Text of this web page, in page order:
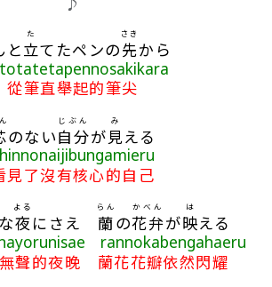
と立
た
てたペンの先
さき
から
從筆直舉起的筆尖
のない自分
じぶん
が 見
み
える
見了沒有核心的自己
夜
よる
にさえ 蘭
らん
の花弁
かべん
が映
は
える
rannokabengahaeru
聲的夜晚 蘭花花瓣依然閃耀